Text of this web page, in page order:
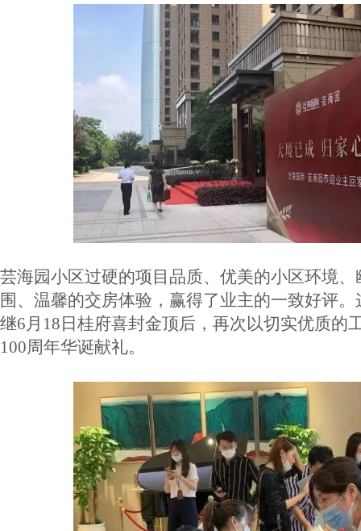
芸海园小区过硬的项目品质、优美的小区环境、
围、温馨的交房体验，赢得了业主的一致好评
继6月18日桂府喜封金顶后，再次以切实优质的
100周年华诞献礼。